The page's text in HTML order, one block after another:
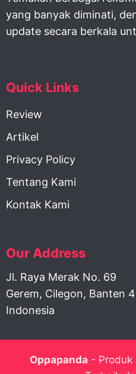
yang banyak diminati,
update secara berkala
Quick Links
Review
Artikel
Privacy Policy
Tentang Kami
Kontak Kami
Our Address
Jl. Raya Merak No. 69
Gerem, Cilegon, Banten
Indonesia
Oppapanda - Produk